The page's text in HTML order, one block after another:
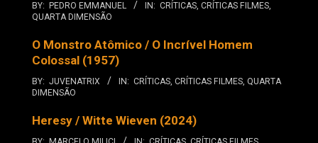
BY: PEDRO EMMANUEL IN: CRÍTICAS, CRÍTICAS FILMES,
QUARTA DIMENSÃO
O Monstro Atômico / O Incrível Homem
Colossal (1957)
BY: JUVENATRIX IN: CRÍTICAS, CRÍTICAS FILMES, QUARTA
DIMENSÃO
Heresy / Witte Wieven (2024)